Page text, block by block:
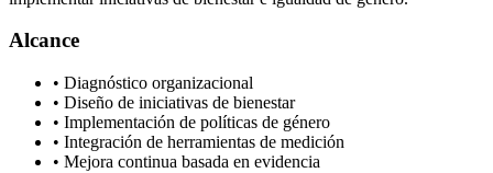
Alcance
• Diagnóstico organizacional
• Diseño de iniciativas de bienestar
• Implementación de políticas de género
• Integración de herramientas de medición
• Mejora continua basada en evidencia